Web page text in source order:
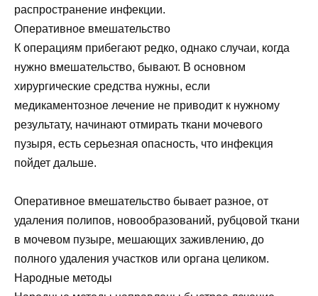
распространение инфекции.
Оперативное вмешательство
К операциям прибегают редко, однако случаи, когда
нужно вмешательство, бывают. В основном
хирургические средства нужны, если
медикаментозное лечение не приводит к нужному
результату, начинают отмирать ткани мочевого
пузыря, есть серьезная опасность, что инфекция
пойдет дальше.
Оперативное вмешательство бывает разное, от
удаления полипов, новообразований, рубцовой ткани
в мочевом пузыре, мешающих заживлению, до
полного удаления участков или органа целиком.
Народные методы